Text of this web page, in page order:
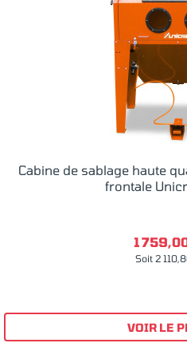
Cabine de sablage haute qualité 360 litres,
1
Soit 2
VOIR LE